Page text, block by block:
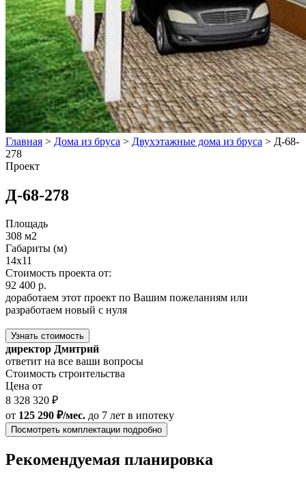
Главная > Дома из бруса > Двухэтажные дома из бруса > Д-68-
278
Проект
Д-68-278
Площадь
308 м2
Габариты (м)
14x11
Стоимость проекта от:
92 400 р.
доработаем этот проект по Вашим пожеланиям или
разработаем новый с нуля
Узнать стоимость
директор Дмитрий
ответит на все ваши вопросы
Стоимость строительства
Цена от
8 328 320 ₽
от 125 290 ₽/мес. до 7 лет в ипотеку
Посмотреть комплектации подробно
Рекомендуемая планировка